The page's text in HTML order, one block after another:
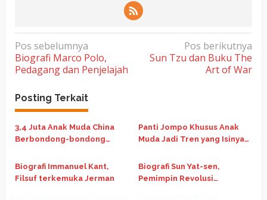
N
a
v
i
g
a
s
i
p
Pos sebelumnya
Biografi Marco Polo,
Pedagang dan Penjelajah
Pos berikutnya
Sun Tzu dan Buku The
Art of War
Posting Terkait
3,4 Juta Anak Muda China
Berbondong-bondong
Alasannya Dapat Rumah
Bersubsidi
Panti Jompo Khusus Anak
Muda Jadi Tren yang Isinya
China
Biografi Immanuel Kant,
Filsuf terkemuka Jerman
Biografi Sun Yat-sen,
Pemimpin Revolusi